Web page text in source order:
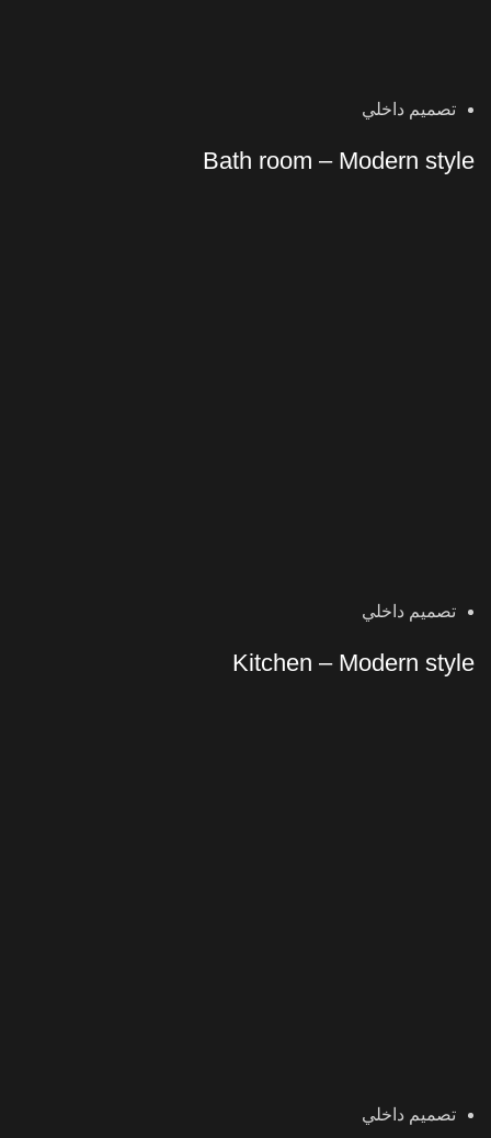
تصميم داخلي
Bath room – Modern style
تصميم داخلي
Kitchen – Modern style
تصميم داخلي